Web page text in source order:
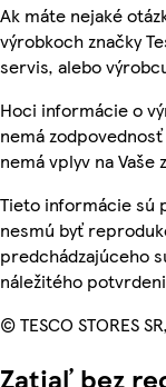
Ak máte nejaké
výrobkoch značky
servis, alebo
Hoci informácie o
nemá
nemá vplyv na Vaše
Tieto informácie sú
nesmú byť
predchádzajúceho
náležitého
© TESCO STORES
Zatiaľ bez